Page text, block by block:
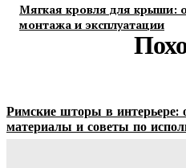
Мягкая кровля для крыши:
монтажа и эксплуатации
Римские шторы в интерьере:
материалы и советы по